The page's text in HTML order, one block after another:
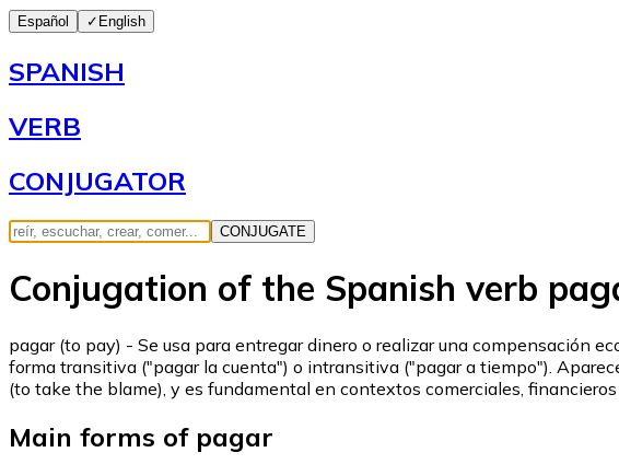
Español ✓ English
SPANISH
VERB
CONJUGATOR
CONJUGATE
Conjugation of the Spanish verb
pagar (to pay) - Se usa para entregar dinero o realizar una compensación
forma transitiva ("pagar la cuenta") o intransitiva ("pagar a tiempo").
(to take the blame), y es fundamental en contextos comerciales, financieros
Main forms of pagar